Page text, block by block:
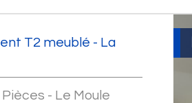
T2 meublé - La
- Le Moule